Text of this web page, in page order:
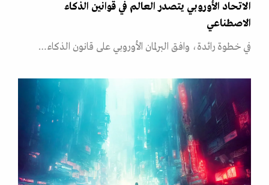
الاتحاد الأوروبي يتصدر العالم في قوانين الذكاء
الاصطناعي
في خطوة رائدة، وافق البرلمان الأوروبي على قانون الذكاء…